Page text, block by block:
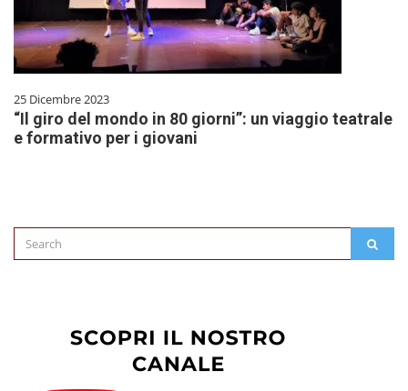
25 Dicembre 2023
“Il giro del mondo in 80 giorni”: un viaggio teatrale
e formativo per i giovani
Search
for: